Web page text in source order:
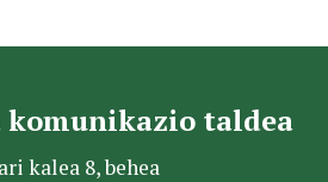
komunikazio taldea
kalea 8, behea